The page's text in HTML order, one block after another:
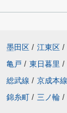
墨田区 / 江東区 /
亀戸 / 東日暮里 /
総武線 / 京成本線
錦糸町 / 三ノ輪 /